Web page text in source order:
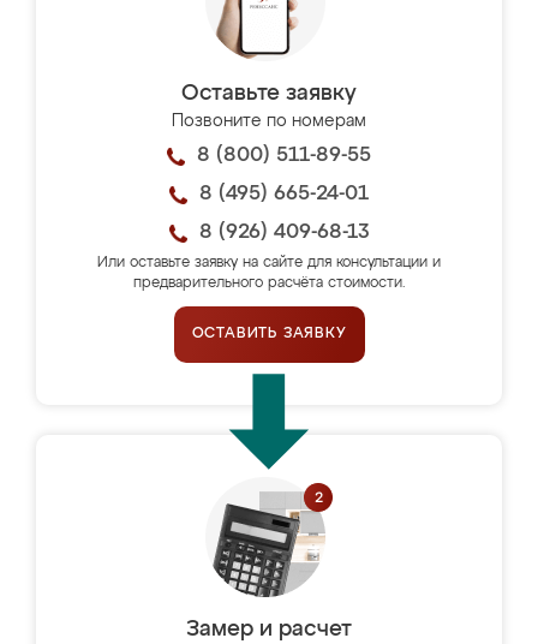
Оставьте заявку
Позвоните по номерам
8 (800) 511-89-55
8 (495) 665-24-01
8 (926) 409-68-13
Или оставьте заявку на сайте для консультации и
предварительного расчёта стоимости.
ОСТАВИТЬ ЗАЯВКУ
Замер и расчет